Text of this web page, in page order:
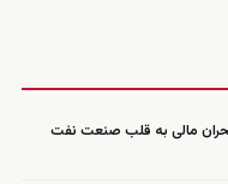
مالی به قلب صنعت نفت